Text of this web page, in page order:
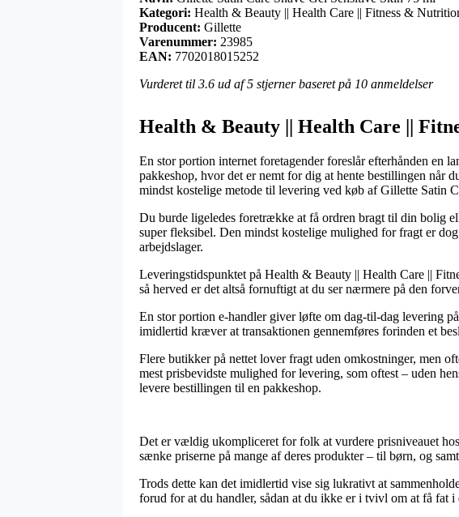
Kategori: Health & Beauty || Health Care || Fitness &
Producent: Gillette
Varenummer: 23985
EAN: 7702018015252
Vurderet til 3.6 ud af 5 stjerner baseret på 10 anmeldelser
Health & Beauty || Health Care ||
En stor portion internet foretagender foreslår efterhånden en
pakkeshop, hvor det er nemt for dig at hente bestillingen når
mindst kostelige metode til levering ved køb af Gillette Satin
Du burde ligeledes foretrække at få ordren bragt til din bolig
super fleksibel. Den mindst kostelige mulighed for fragt er
arbejdslager.
Leveringstidspunktet på Health & Beauty || Health Care ||
så herved er det altså fornuftigt at du ser nærmere på den
En stor portion e-handler giver løfte om dag-til-dag levering
imidlertid kræver at transaktionen gennemføres forinden et
Flere butikker på nettet lover fragt uden omkostninger, men
mest prisbevidste mulighed for levering, som oftest – uden
levere bestillingen til en pakkeshop.
Det er vældig ukompliceret for folk at vurdere prisniveauet
sænke priserne på mange af deres produkter – til børn, og
Trods dette kan det imidlertid vise sig lukrativt at
forud for at du handler, sådan at du ikke er i tvivl om at få fat i